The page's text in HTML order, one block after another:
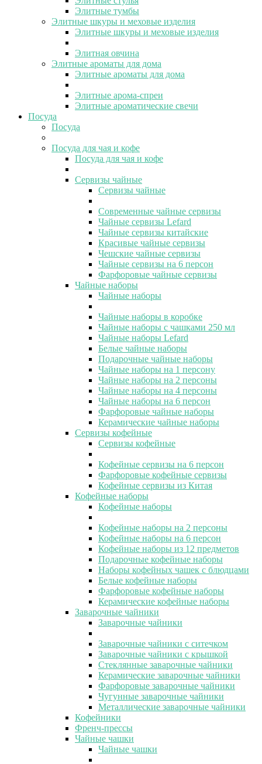
Элитные тумбы
Элитные шкуры и меховые изделия
Элитные шкуры и меховые изделия
Элитная овчина
Элитные ароматы для дома
Элитные ароматы для дома
Элитные арома-спреи
Элитные ароматические свечи
Посуда
Посуда
Посуда для чая и кофе
Посуда для чая и кофе
Сервизы чайные
Сервизы чайные
Современные чайные сервизы
Чайные сервизы Lefard
Чайные сервизы китайские
Красивые чайные сервизы
Чешские чайные сервизы
Чайные сервизы на 6 персон
Фарфоровые чайные сервизы
Чайные наборы
Чайные наборы
Чайные наборы в коробке
Чайные наборы с чашками 250 мл
Чайные наборы Lefard
Белые чайные наборы
Подарочные чайные наборы
Чайные наборы на 1 персону
Чайные наборы на 2 персоны
Чайные наборы на 4 персоны
Чайные наборы на 6 персон
Фарфоровые чайные наборы
Керамические чайные наборы
Сервизы кофейные
Сервизы кофейные
Кофейные сервизы на 6 персон
Фарфоровые кофейные сервизы
Кофейные сервизы из Китая
Кофейные наборы
Кофейные наборы
Кофейные наборы на 2 персоны
Кофейные наборы на 6 персон
Кофейные наборы из 12 предметов
Подарочные кофейные наборы
Наборы кофейных чашек с блюдцами
Белые кофейные наборы
Фарфоровые кофейные наборы
Керамические кофейные наборы
Заварочные чайники
Заварочные чайники
Заварочные чайники с ситечком
Заварочные чайники с крышкой
Стеклянные заварочные чайники
Керамические заварочные чайники
Фарфоровые заварочные чайники
Чугунные заварочные чайники
Металлические заварочные чайники
Кофейники
Френч-прессы
Чайные чашки
Чайные чашки